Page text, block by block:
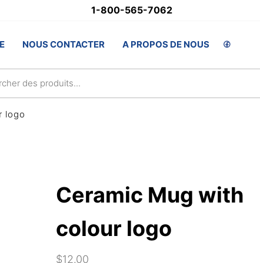
1-800-565-7062
NOUS CONTACTER A PROPOS DE NOUS
logo
Ceramic Mug with
colour logo
$12.00